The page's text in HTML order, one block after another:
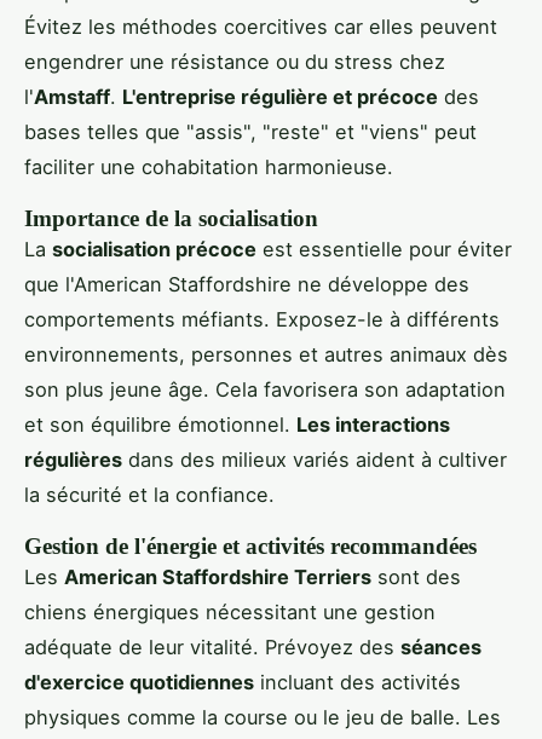
Évitez les méthodes coercitives car elles peuvent
engendrer une résistance ou du stress chez
l'Amstaff. L'entreprise régulière et précoce des
bases telles que "assis", "reste" et "viens" peut
faciliter une cohabitation harmonieuse.
Importance de la socialisation
La socialisation précoce est essentielle pour éviter
que l'American Staffordshire ne développe des
comportements méfiants. Exposez-le à différents
environnements, personnes et autres animaux dès
son plus jeune âge. Cela favorisera son adaptation
et son équilibre émotionnel. Les interactions
régulières dans des milieux variés aident à cultiver
la sécurité et la confiance.
Gestion de l'énergie et activités recommandées
Les American Staffordshire Terriers sont des
chiens énergiques nécessitant une gestion
adéquate de leur vitalité. Prévoyez des séances
d'exercice quotidiennes incluant des activités
physiques comme la course ou le jeu de balle. Les